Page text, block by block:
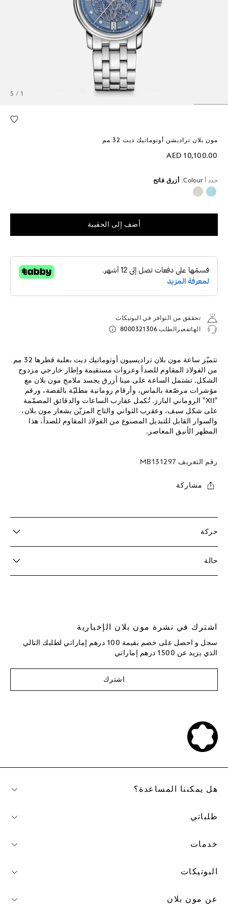
1 / 5
مون بلان تراديشن أوتوماتيك ديت 32 مم
AED 10,100.00
حدد أColour: أزرق فاتح
محدد
أضف إلى الحقيبة
تحققق من التوافر في البوتيكات
الهاتفعبرالطلب 8000321306
تتميّز ساعة مون بلان تراديسيون أوتوماتيك ديت بعلبة قطرها 32 مم
من الفولاذ المقاوم للصدأ وعروات مستقيمة وإطار خارجي مزدوج
الشكل. تشتمل الساعة على مينا أزرق يجسد ملامح مون بلان مع
مؤشرات مرصّعة بالماس، وأرقام رومانية مطليّة بالفضة، ورقم
"XII" الروماني البارز. تُكمل عقارب الساعات والدقائق المصمّمة
على شكل سيف، وعقرب الثواني والتاج المزيّن بشعار مون بلان،
والسوار القابل للتبديل المصنوع من الفولاذ المقاوم للصدأ، هذا
المظهر الأنيق المعاصر.
رقم التعريف MB131297
مشاركة
حركة
حالة
اشترك في نشرة مون بلان الإخبارية
سجل و احصل على خصم بقيمة 100 درهم إماراتي لطلبك التالي
الذي يزيد عن 1500 درهم إماراتي
اشترك
هل يمكننا المساعدة؟
طلباتي
خدمات
البوتيكات
عن مون بلان